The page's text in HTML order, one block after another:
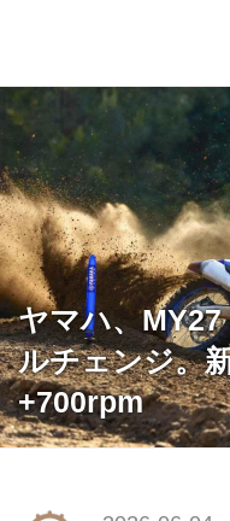
ヤマハ、
ルチェンジ。
+700rpm